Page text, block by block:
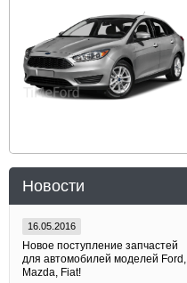
Новости
16.05.2016
Новое поступление запчастей
для автомобилей моделей Ford,
Mazda, Fiat!